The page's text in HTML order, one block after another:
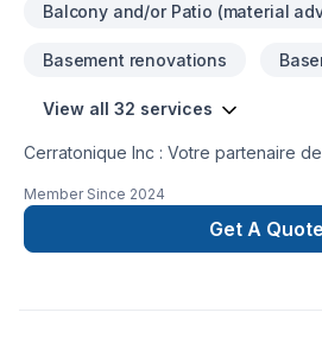
Balcony and/or Patio (material
Basement renovations
View all 32 services
Cerratonique Inc : Votre partenaire
carrelage, nous offrons une gamme
construction pour transformer votre
de céramique haut de gamme à la
Member Since 2024
Get A Quote